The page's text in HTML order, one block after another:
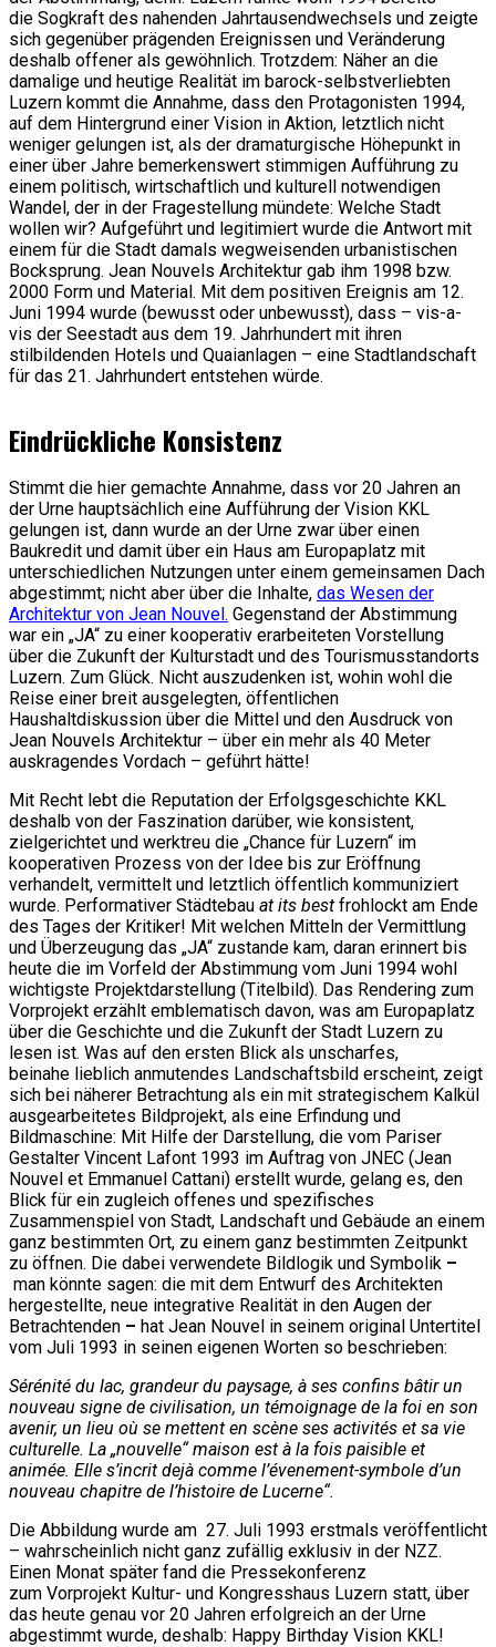
die Sogkraft des nahenden Jahrtausendwechsels und zeigte
sich gegenüber prägenden Ereignissen und Veränderung
deshalb offener als gewöhnlich. Trotzdem: Näher an die
damalige und heutige Realität im barock-selbstverliebten
Luzern kommt die Annahme, dass den Protagonisten 1994,
auf dem Hintergrund einer Vision in Aktion, letztlich nicht
weniger gelungen ist, als der dramaturgische Höhepunkt in
einer über Jahre bemerkenswert stimmigen Aufführung zu
einem politisch, wirtschaftlich und kulturell notwendigen
Wandel, der in der Fragestellung mündete: Welche Stadt
wollen wir? Aufgeführt und legitimiert wurde die Antwort mit
einem für die Stadt damals wegweisenden urbanistischen
Bocksprung. Jean Nouvels Architektur gab ihm 1998 bzw.
2000 Form und Material. Mit dem positiven Ereignis am 12.
Juni 1994 wurde (bewusst oder unbewusst), dass – vis-a-
vis der Seestadt aus dem 19. Jahrhundert mit ihren
stilbildenden Hotels und Quaianlagen – eine Stadtlandschaft
für das 21. Jahrhundert entstehen würde.
Eindrückliche Konsistenz
Stimmt die hier gemachte Annahme, dass vor 20 Jahren an
der Urne hauptsächlich eine Aufführung der Vision KKL
gelungen ist, dann wurde an der Urne zwar über einen
Baukredit und damit über ein Haus am Europaplatz mit
unterschiedlichen Nutzungen unter einem gemeinsamen Dach
abgestimmt; nicht aber über die Inhalte, das Wesen der
Architektur von Jean Nouvel. Gegenstand der Abstimmung
war ein „JA“ zu einer kooperativ erarbeiteten Vorstellung
über die Zukunft der Kulturstadt und des Tourismusstandorts
Luzern. Zum Glück. Nicht auszudenken ist, wohin wohl die
Reise einer breit ausgelegten, öffentlichen
Haushaltdiskussion über die Mittel und den Ausdruck von
Jean Nouvels Architektur – über ein mehr als 40 Meter
auskragendes Vordach – geführt hätte!
Mit Recht lebt die Reputation der Erfolgsgeschichte KKL
deshalb von der Faszination darüber, wie konsistent,
zielgerichtet und werktreu die „Chance für Luzern“ im
kooperativen Prozess von der Idee bis zur Eröffnung
verhandelt, vermittelt und letztlich öffentlich kommuniziert
wurde. Performativer Städtebau at its best frohlockt am Ende
des Tages der Kritiker! Mit welchen Mitteln der Vermittlung
und Überzeugung das „JA“ zustande kam, daran erinnert bis
heute die im Vorfeld der Abstimmung vom Juni 1994 wohl
wichtigste Projektdarstellung (Titelbild). Das Rendering zum
Vorprojekt erzählt emblematisch davon, was am Europaplatz
über die Geschichte und die Zukunft der Stadt Luzern zu
lesen ist. Was auf den ersten Blick als unscharfes,
beinahe lieblich anmutendes Landschaftsbild erscheint, zeigt
sich bei näherer Betrachtung als ein mit strategischem Kalkül
ausgearbeitetes Bildprojekt, als eine Erfindung und
Bildmaschine: Mit Hilfe der Darstellung, die vom Pariser
Gestalter Vincent Lafont 1993 im Auftrag von JNEC (Jean
Nouvel et Emmanuel Cattani) erstellt wurde, gelang es, den
Blick für ein zugleich offenes und spezifisches
Zusammenspiel von Stadt, Landschaft und Gebäude an einem
ganz bestimmten Ort, zu einem ganz bestimmten Zeitpunkt
zu öffnen. Die dabei verwendete Bildlogik und Symbolik –
man könnte sagen: die mit dem Entwurf des Architekten
hergestellte, neue integrative Realität in den Augen der
Betrachtenden – hat Jean Nouvel in seinem original Untertitel
vom Juli 1993 in seinen eigenen Worten so beschrieben:
Sérénité du lac, grandeur du paysage, à ses confins bâtir un
nouveau signe de civilisation, un témoignage de la foi en son
avenir, un lieu où se mettent en scène ses activités et sa vie
culturelle. La „nouvelle“ maison est à la fois paisible et
animée. Elle s’incrit dejà comme l’évenement-symbole d’un
nouveau chapitre de l’histoire de Lucerne“.
Die Abbildung wurde am 27. Juli 1993 erstmals veröffentlicht
– wahrscheinlich nicht ganz zufällig exklusiv in der NZZ.
Einen Monat später fand die Pressekonferenz
zum Vorprojekt Kultur- und Kongresshaus Luzern statt, über
das heute genau vor 20 Jahren erfolgreich an der Urne
abgestimmt wurde, deshalb: Happy Birthday Vision KKL!